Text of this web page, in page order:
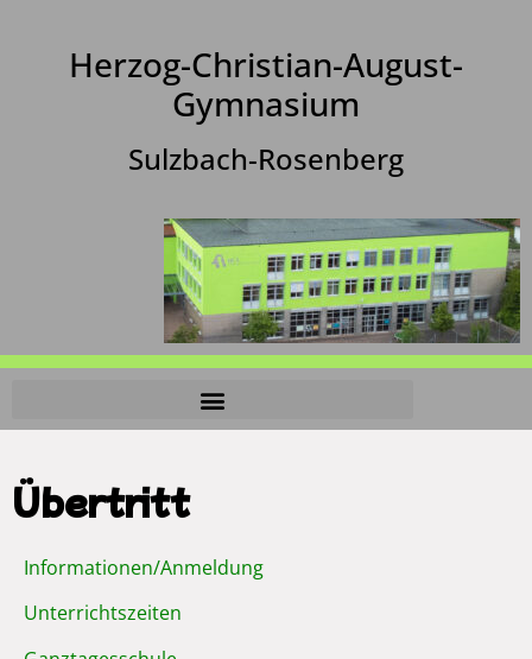
Herzog-Christian-August-
Gymnasium
Sulzbach-Rosenberg
Übertritt
Informationen/Anmeldung
Unterrichtszeiten